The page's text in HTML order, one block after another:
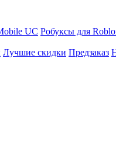
UC Робуксы для
Лучшие скидки Предзаказ